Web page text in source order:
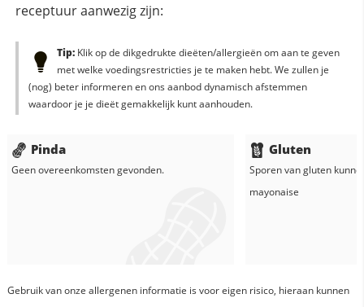
receptuur aanwezig zijn:
Tip:Klik op de dikgedrukte dieëten/allergieën om aan te geven
met welke voedingsrestricties je te maken hebt. We zullen je
(nog) beter informeren en ons aanbod dynamisch afstemmen
waardoor je je dieët gemakkelijk kunt aanhouden.
Pinda
Geen overeenkomsten gevonden.
Gluten
Sporen van gluten
mayonaise
Gebruik van onze allergenen informatie is voor eigen risico, hieraan kunnen